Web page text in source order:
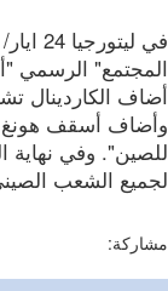
في
المجتمع" الرسمي
أضاف الكاردينال
وأضاف أسقف هونغ
للصين". وفي نهاية
لجميع الشعب
مشاركة: